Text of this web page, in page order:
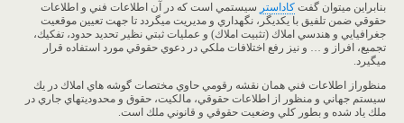
بنابراين ميتوان گفت كاداستر سيستمي است كه در آن اطلاعات فني و اطلاعات
حقوقي ضمن تلفيق با يكديگر، نگهداري و مديريت ميگردد تا جهت تعيين موقعيت
جغرافيايي و هندسي املاك (تثبيت املاك) و عمليات ثبتي نظير تحديد حدود، تفكيك،
تجميع، افراز و … و نيز رفع اختلافات ملكي در دعوي حقوقي مورد استفاده قرار
ميگيرد.
منظوراز اطلاعات فني همان نقشه رقومي حاوي مختصات گوشه هاي املاك در يك
سيستم جهاني و منظور از اطلاعات حقوقي، مالكيت، حقوق و محدوديتهاي جاري در
ملك ياد شده و بطور كلي وضعيت حقوقي و قانوني ملك است.